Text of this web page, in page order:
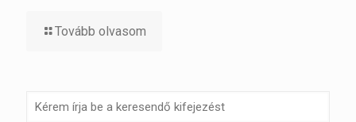
Tovább olvasom